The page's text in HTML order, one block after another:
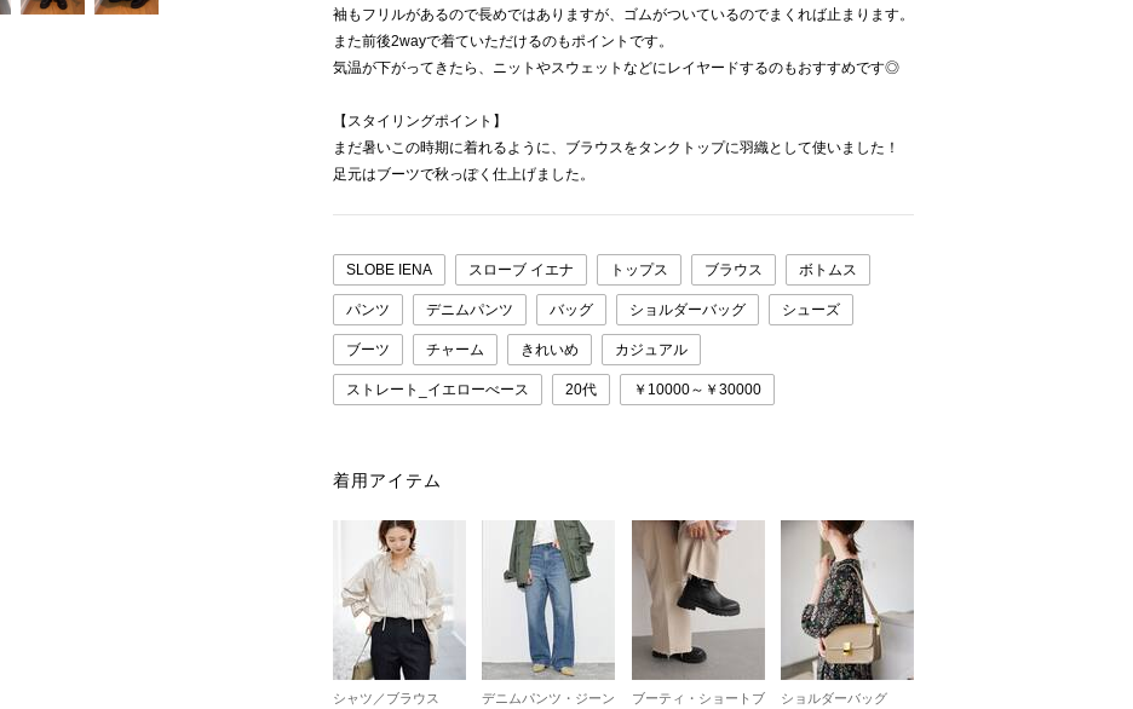
袖もフリルがあるので長めではありますが、ゴムがついているのでまくれば止まります。
また前後2wayで着ていただけるのもポイントです。
気温が下がってきたら、ニットやスウェットなどにレイヤードするのもおすすめです◎
【スタイリングポイント】
まだ暑いこの時期に着れるように、ブラウスをタンクトップに羽織として使いました！
足元はブーツで秋っぽく仕上げました。
SLOBE IENA スローブ イエナ トップス ブラウス ボトムス
パンツ デニムパンツ バッグ ショルダーバッグ シューズ
ブーツ チャーム きれいめ カジュアル
ストレート_イエローべース 20代 ￥10000～￥30000
着用アイテム
シャツ／ブラウス
デニムパンツ・ジーン
ブーティ・ショートブ
ショルダーバッグ